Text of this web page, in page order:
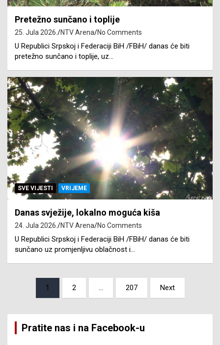
Pretežno sunčano i toplije
25. Jula 2026. NTV Arena No Comments
U Republici Srpskoj i Federaciji BiH /FBiH/ danas će biti
pretežno sunčano i toplije, uz…
SVE VIJESTI VRIJEME
Danas svježije, lokalno moguća kiša
24. Jula 2026. NTV Arena No Comments
U Republici Srpskoj i Federaciji BiH /FBiH/ danas će biti
sunčano uz promjenljivu oblačnost i…
pagination
1 2 … 207 Next
Pratite nas i na Facebook-u